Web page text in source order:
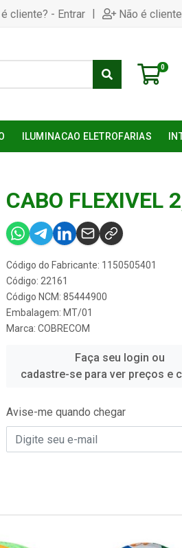
cliente? - Entrar | Não é
0
ILUMINACAO ELETROFARIAS
CABO FLEXIVEL
Código do Fabricante: 1150505401
Código: 22161
Código NCM: 85444900
Embalagem: MT/01
Marca: COBRECOM
Faça seu login ou
cadastre-se para ver preços e
Avise-me quando chegar